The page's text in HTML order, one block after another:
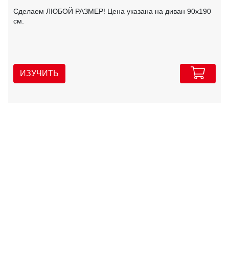
Сделаем ЛЮБОЙ РАЗМЕР! Цена указана на диван 90х190
см.
ИЗУЧИТЬ